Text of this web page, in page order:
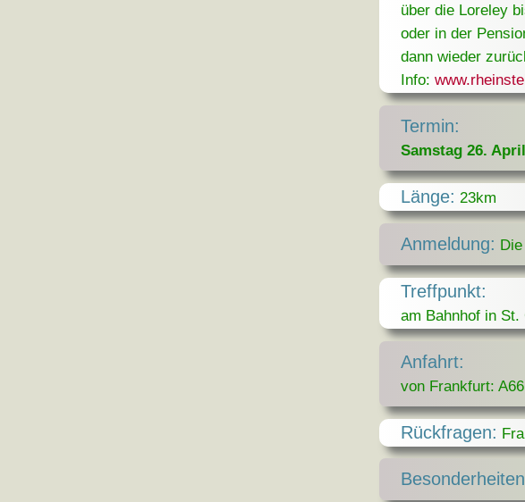
über die Loreley
oder in der
dann wieder
Info:
Termin:
Samstag 26.
Länge: 23km
Anmeldung:
Treffpunkt:
am Bahnhof in St.
Anfahrt:
von Frankfurt:
Rückfragen: